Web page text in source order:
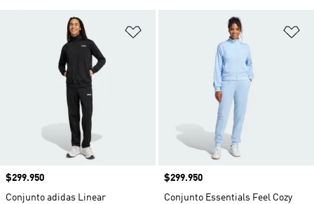
Añadir a la lista de deseos
Precio
$299.950
Conjunto adidas Linear
Precio
$299.950
Conjunto Essentials Feel Cozy